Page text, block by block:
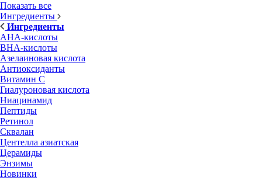
Показать все
Ингредиенты
Ингредиенты
AHA-кислоты
BHA-кислоты
Азелаиновая кислота
Антиоксиданты
Витамин С
Гиалуроновая кислота
Ниацинамид
Пептиды
Ретинол
Сквалан
Центелла азиатская
Церамиды
Энзимы
Новинки